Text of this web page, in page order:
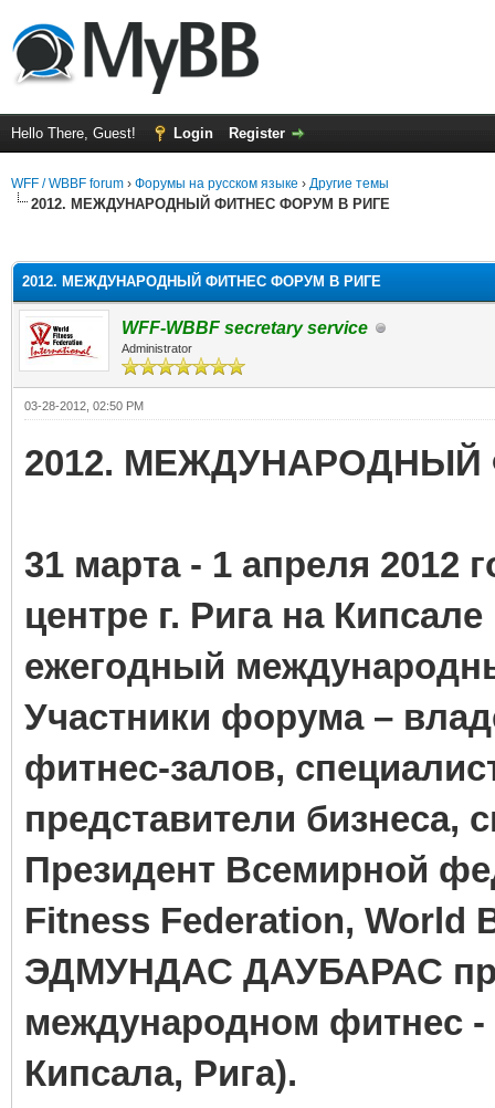
Hello There, Guest! Login Register
WFF / WBBF forum › Форумы на русском языке › Другие темы
2012. МЕЖДУНАРОДНЫЙ ФИТНЕС ФОРУМ В РИГЕ
2012. МЕЖДУНАРОДНЫЙ ФИТНЕС ФОРУМ В РИГЕ
WFF-WBBF secretary service
Administrator
03-28-2012, 02:50 PM
2012.
31 марта - 1 апреля 2012
центре г. Рига на
ежегодный
Участники форума –
фитнес-залов,
представители бизнеса,
Президент Всемирной
Fitness Federation, World
ЭДМУНДАС ДАУБАРАС
международном фитнес
Кипсала, Рига).